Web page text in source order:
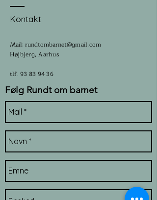
Kontakt
Mail: rundtombarnet@gmail.com
Højbjerg, Aarhus​​​
tlf.93 83 94 36
Følg Rundt om barnet